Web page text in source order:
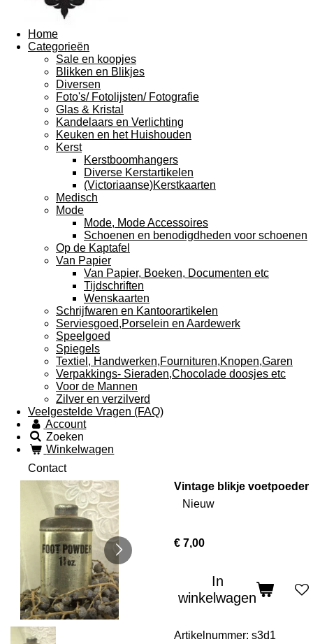
Home
Categorieën
Sale en koopjes
Blikken en Blikjes
Diversen
Foto's/ Fotolijsten/ Fotografie
Glas & Kristal
Kandelaars en Verlichting
Keuken en het Huishouden
Kerst
Kerstboomhangers
Diverse Kerstartikelen
(Victoriaanse)Kerstkaarten
Medisch
Mode
Mode, Mode Accessoires
Schoenen en benodigdheden voor schoenen
Op de Kaptafel
Van Papier
Van Papier, Boeken, Documenten etc
Tijdschriften
Wenskaarten
Schrijfwaren en Kantoorartikelen
Serviesgoed,Porselein en Aardewerk
Speelgoed
Spiegels
Textiel, Handwerken,Fournituren,Knopen,Garen
Verpakkings- Sieraden,Chocolade doosjes etc
Voor de Mannen
Zilver en verzilverd
Veelgestelde Vragen (FAQ)
Account
Zoeken
Winkelwagen
Contact
Vintage blikje voetpoeder
Nieuw
€ 7,00
In
winkelwagen
Artikelnummer: s3d1